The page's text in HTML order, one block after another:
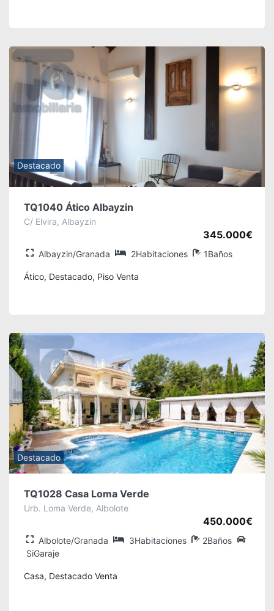
345.000€
Destacado
TQ1040 Ático Albayzin
C/ Elvira, Albayzin
Albayzin/Granada 2Habitaciones 1Baños
Ático, Destacado, Piso Venta
450.000€
Destacado
TQ1028 Casa Loma Verde
Urb. Loma Verde, Albolote
Albolote/Granada 3Habitaciones
2Baños
SiGaraje
Casa, Destacado Venta